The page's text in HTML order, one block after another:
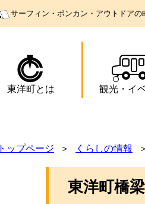
サーフィン・ポンカン・アウトドア
東洋町とは 観光 ・ イ
トップページ くらしの情報
東洋町橋